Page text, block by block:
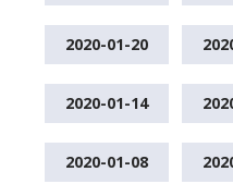
2020-01-20
2020-01-14
2020-01-08